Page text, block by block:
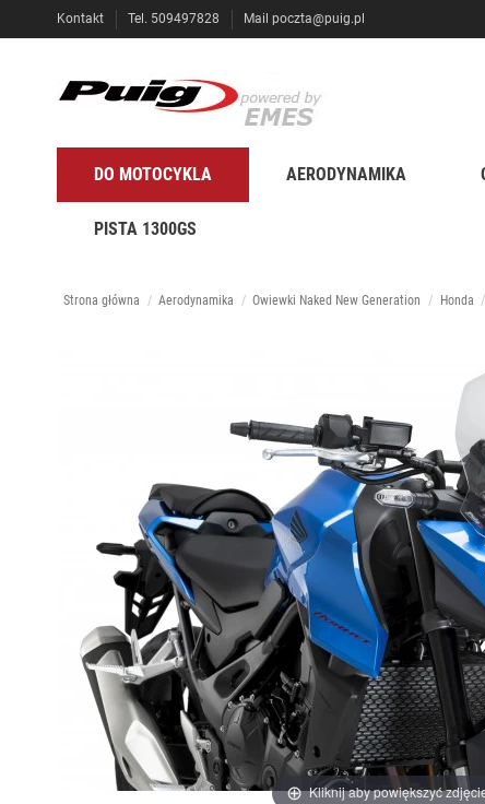
Kontakt Tel. 509497828 Mail poczta@puig.pl
DO MOTOCYKLA AERODYNAMIKA
PISTA 1300GS
Strona główna Aerodynamika Owiewki Naked New Generation Honda
Kliknij aby powiększyć